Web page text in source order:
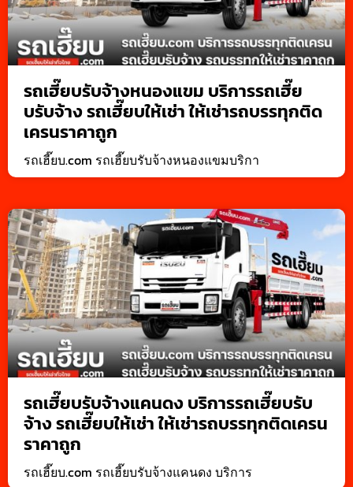
รถเฮี๊ยบรับจ้างหนองแขม บริการรถเฮี๊ย
บรับจ้าง รถเฮี๊ยบให้เช่า ให้เช่ารถบรรทุกติด
เครนราคาถูก
รถเฮี๊ยบ.com รถเฮี๊ยบรับจ้างหนองแขมบริกา
รถเฮี๊ยบรับจ้างแคนดง บริการรถเฮี๊ยบรับ
จ้าง รถเฮี๊ยบให้เช่า ให้เช่ารถบรรทุกติดเครน
ราคาถูก
รถเฮี๊ยบ.com รถเฮี๊ยบรับจ้างแคนดง บริการ